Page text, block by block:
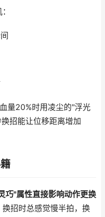
量20%时用凌尘的"浮光
招能让位移距离增加
巧"属性直接影响动作更换
招时总感觉慢半拍，换